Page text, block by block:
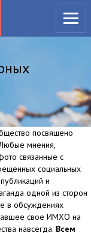
посвящено
Любые мнения,
связанные с
социальных
и
одной из сторон
в обсуждениях
свое ИМХО на
навсегда. Всем